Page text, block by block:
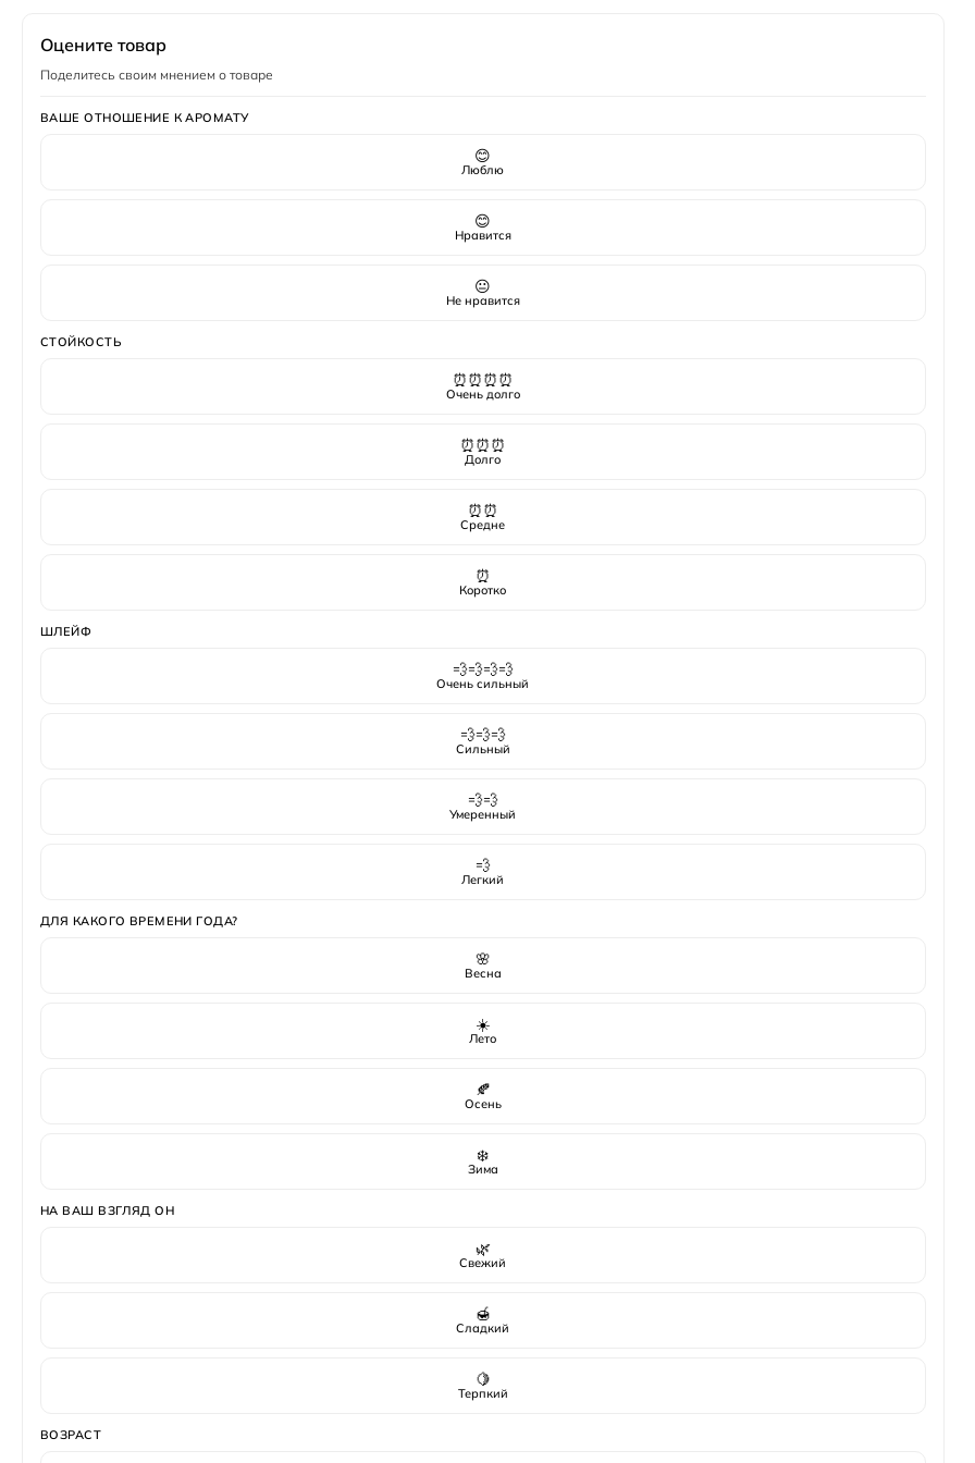
ПолОцените товар
Поделитесь своим мнением о товаре
ВАШЕ ОТНОШЕНИЕ К АРОМАТУ
😊
Люблю
😊
Нравится
😐
Не нравится
СТОЙКОСТЬ
⏰⏰⏰⏰
Очень долго
⏰⏰⏰
Долго
⏰⏰
Средне
⏰
Коротко
ШЛЕЙФ
💨💨💨💨
Очень сильный
💨💨💨
Сильный
💨💨
Умеренный
💨
Легкий
ДЛЯ КАКОГО ВРЕМЕНИ ГОДА?
🌸
Весна
☀️
Лето
🍂
Осень
❄️
Зима
НА ВАШ ВЗГЛЯД ОН
🌿
Свежий
🍯
Сладкий
🍋
Терпкий
ВОЗРАСТ